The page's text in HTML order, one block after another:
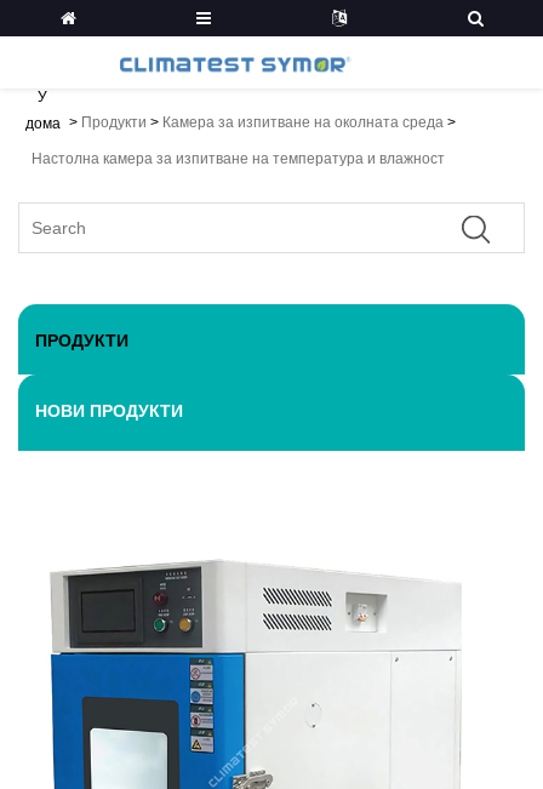
У
дома > Продукти > Камера за изпитване на околната среда >
Настолна камера за изпитване на температура и влажност
ПРОДУКТИ
НОВИ ПРОДУКТИ